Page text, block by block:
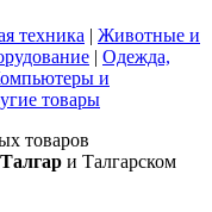
техника | Животные и
| Одежда,
и
товары
товаров
Талгар и Талгарском